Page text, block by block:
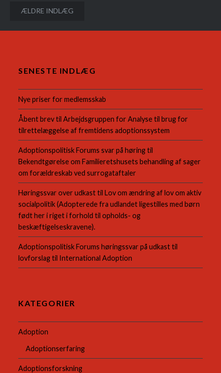
Navigation
til
ÆLDRE INDLÆG
SENESTE INDLÆG
Nye priser for medlemsskab
Åbent brev til Arbejdsgruppen for Analyse til brug for
tilrettelæggelse af fremtidens adoptionssystem
Adoptionspolitisk Forums svar på høring til
Bekendtgørelse om Familieretshusets behandling af sager
om forældreskab ved surrogataftaler
Høringssvar over udkast til Lov om ændring af lov om aktiv
socialpolitik (Adopterede fra udlandet ligestilles med børn
født her i riget i forhold til opholds- og
beskæftigelseskravene).
Adoptionspolitisk Forums høringssvar på udkast til
lovforslag til International Adoption
KATEGORIER
Adoption
Adoptionserfaring
Adoptionsforskning